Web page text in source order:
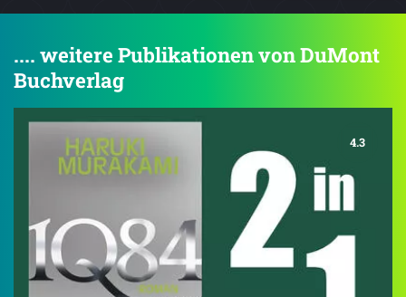
.... weitere Publikationen von DuMont
Buchverlag
4.3